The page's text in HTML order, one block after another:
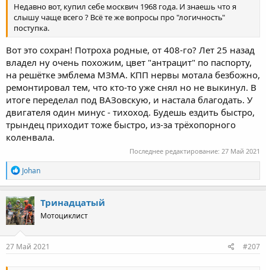
Недавно вот, купил себе москвич 1968 года. И знаешь что я
слышу чаще всего ? Всё те же вопросы про "логичность"
поступка.
Вот это сохран! Потроха родные, от 408-го? Лет 25 назад
владел ну очень похожим, цвет "антрацит" по паспорту,
на решётке эмблема МЗМА. КПП нервы мотала безбожно,
ремонтировал тем, что кто-то уже снял но не выкинул. В
итоге переделал под ВАЗовскую, и настала благодать. У
двигателя один минус - тихоход. Будешь ездить быстро,
трындец приходит тоже быстро, из-за трёхопорного
коленвала.
Последнее редактирование: 27 Май 2021
R
e
a
c
t
i
o
n
s
Johan
Тринадцатый
Мотоциклист
27 Май 2021 #207